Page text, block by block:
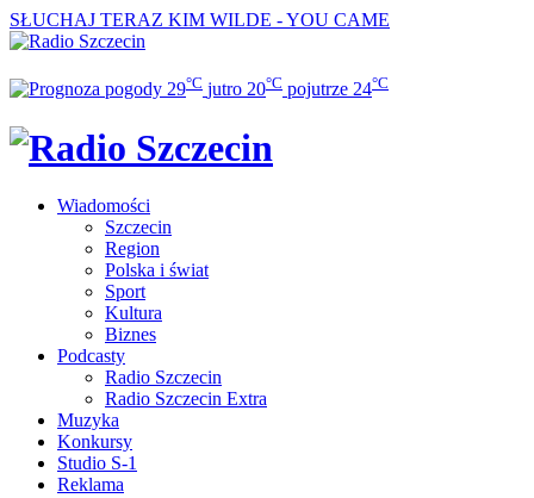
SŁUCHAJ TERAZ KIM WILDE - YOU CAME
29°C jutro 20°C pojutrze 24°C
Wiadomości
Szczecin
Region
Polska i świat
Sport
Kultura
Biznes
Podcasty
Radio Szczecin
Radio Szczecin Extra
Muzyka
Konkursy
Studio S-1
Reklama